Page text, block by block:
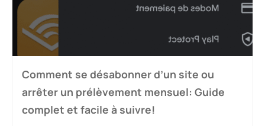
Comment se désabonner d’un site ou
arrêter un prélèvement mensuel: Guide
complet et facile à suivre!